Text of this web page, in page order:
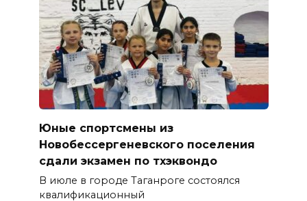
Юные спортсмены из
Новобессергеневского поселения
сдали экзамен по тхэквондо
В июле в городе Таганроге состоялся
квалификационный